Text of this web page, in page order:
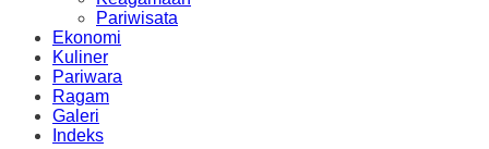
Pariwisata
Ekonomi
Kuliner
Pariwara
Ragam
Galeri
Indeks